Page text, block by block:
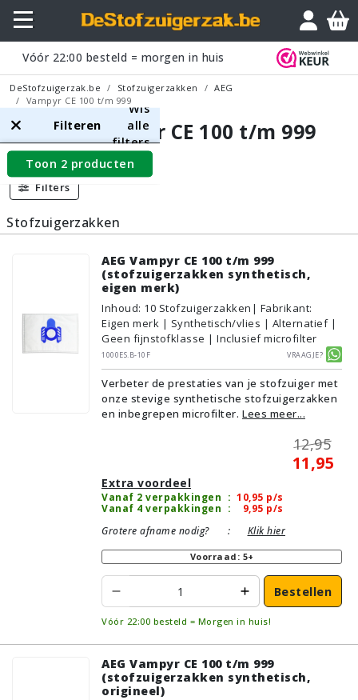
Vóór 22:00 besteld = morgen in huis
DeStofzuigerzak.be Stofzuigerzakken
AEG
Vampyr CE 100 t/m 999
AEG Vampyr CE 100 t/m 999
Filters
Filteren
Wis
alle
filters
Toon 2 producten
Stofzuigerzakken
AEG Vampyr CE 100 t/m 999
(stofzuigerzakken synthetisch,
eigen merk)
Inhoud: 10 Stofzuigerzakken | Fabrikant:
Eigen merk | Synthetisch/vlies | Alternatief |
Geen fijnstofklasse | Inclusief microfilter
1000ES.B-10F
Vraagje?
Verbeter de prestaties van je stofzuiger met
onze stevige synthetische stofzuigerzakken
en inbegrepen microfilter. Lees meer...
12,95
11,95
Extra voordeel
Vanaf 2 verpakkingen : 10,95 p/s
Vanaf 4 verpakkingen : 9,95 p/s
Grotere afname nodig?
: Klik hier
Voorraad: 5+
Bestellen
Vóór 22:00 besteld = Morgen in huis!
AEG Vampyr CE 100 t/m 999
(stofzuigerzakken synthetisch,
origineel)